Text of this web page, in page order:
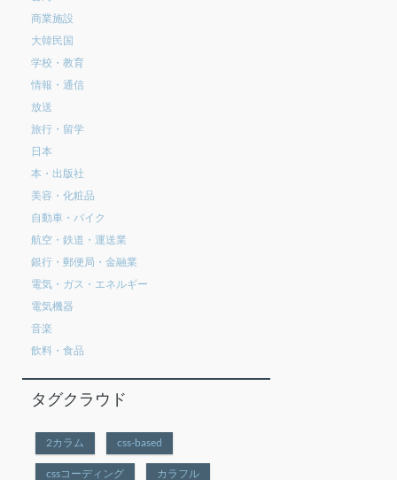
商業施設
大韓民国
学校・教育
情報・通信
放送
旅行・留学
日本
本・出版社
美容・化粧品
自動車・バイク
航空・鉄道・運送業
銀行・郵便局・金融業
電気・ガス・エネルギー
電気機器
音楽
飲料・食品
タグクラウド
2カラム css-based
cssコーディング カラフル